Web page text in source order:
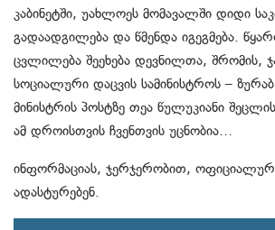
კაბინეტში, უახლოეს მომავალში დიდი
გადაადგილება და წმენდა იგეგმება.
ცვლილება შეეხება დევნილთა, შრომის,
სოციალური დაცვის სამინისტროს –
მინისტრის პოსტზე თეა წულუკიანი
ამ დროისთვის ჩვენთვის უცნობია…
ინფორმაციას, ჯერჯერობით,
ადასტურებენ.